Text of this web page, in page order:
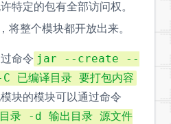
特定的包有全部访问权。
，将整个模块都开放出来。
命令 jar --create --
编译目录 要打包内容
块的模块可以通过命令
录 -d 输出目录 源文件